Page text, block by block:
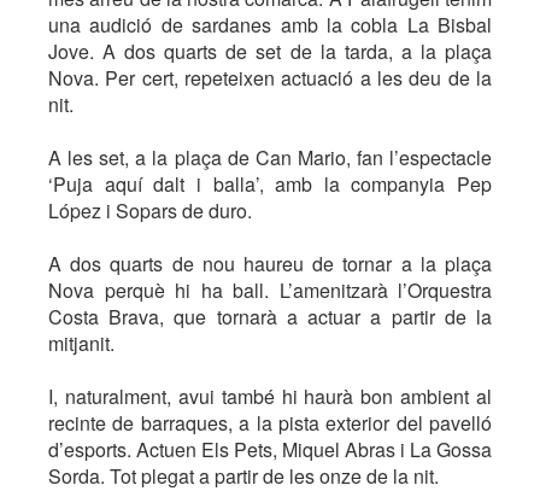
una audició de sardanes amb la cobla La Bisbal
Jove. A dos quarts de set de la tarda, a la plaça
Nova. Per cert, repeteixen actuació a les deu de la
nit.
A les set, a la plaça de Can Mario, fan l’espectacle
‘Puja aquí dalt i balla’, amb la companyia Pep
López i Sopars de duro.
A dos quarts de nou haureu de tornar a la plaça
Nova perquè hi ha ball. L’amenitzarà l’Orquestra
Costa Brava, que tornarà a actuar a partir de la
mitjanit.
I, naturalment, avui també hi haurà bon ambient al
recinte de barraques, a la pista exterior del pavelló
d’esports. Actuen Els Pets, Miquel Abras i La Gossa
Sorda. Tot plegat a partir de les onze de la nit.